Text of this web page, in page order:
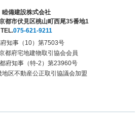
睦備建設株式会社
都市伏見区桃山町西尾35番地1
TEL.075-621-9211
知事（10）第7503号
京都府宅地建物取引協会会員
府知事（特-2）第23960号
地区不動産公正取引協議会加盟